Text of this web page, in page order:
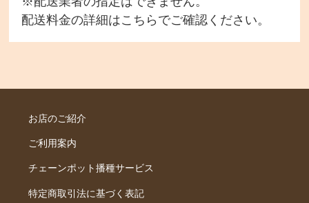
配送料金の詳細はこちら でご確認ください。
お店のご紹介
ご利用案内
チェーンポット播種サービス
特定商取引法に基づく表記